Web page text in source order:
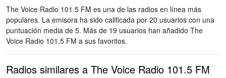
The Voice Radio 101.5 FM es una de las radios en línea más
populares. La emisora ha sido calificada por 20 usuarios con una
puntuación media de 5. Más de 19 usuarios han añadido The
Voice Radio 101.5 FM a sus favoritos.
Radios similares a The Voice Radio 101.5 FM